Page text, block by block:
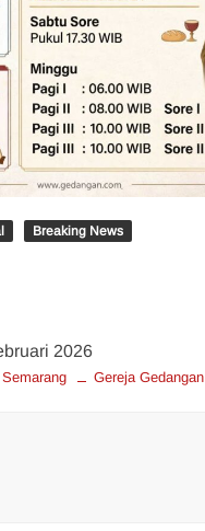
Breaking News
2026
Gereja Gedangan